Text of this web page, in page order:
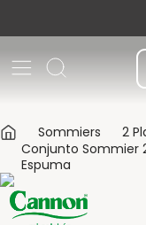
Sommiers
2
Conjunto Sommier
Espuma